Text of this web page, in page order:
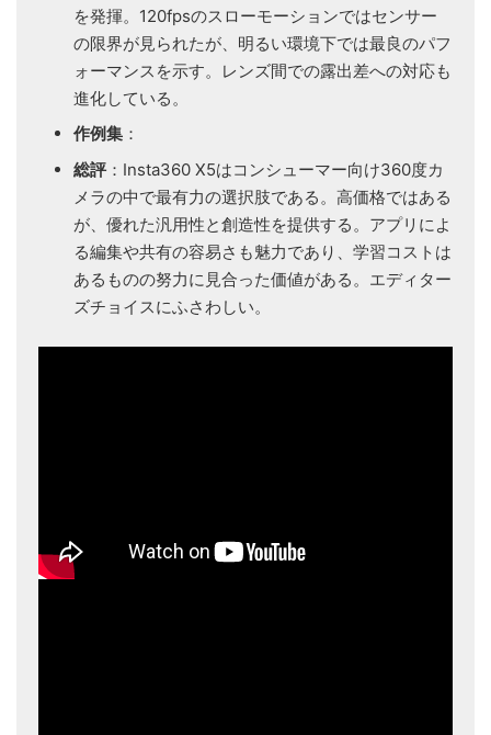
を発揮。120fpsのスローモーションではセンサー
の限界が見られたが、明るい環境下では最良のパフ
ォーマンスを示す。レンズ間での露出差への対応も
進化している。
作例集 ：
総評：Insta360 X5はコンシューマー向け360度カ
メラの中で最有力の選択肢である。高価格ではある
が、優れた汎用性と創造性を提供する。アプリによ
る編集や共有の容易さも魅力であり、学習コストは
あるものの努力に見合った価値がある。エディター
ズチョイスにふさわしい。